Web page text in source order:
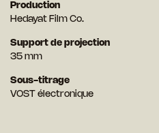
Production
Hedayat Film Co.
Support de projection
35 mm
Sous-titrage
VOST électronique